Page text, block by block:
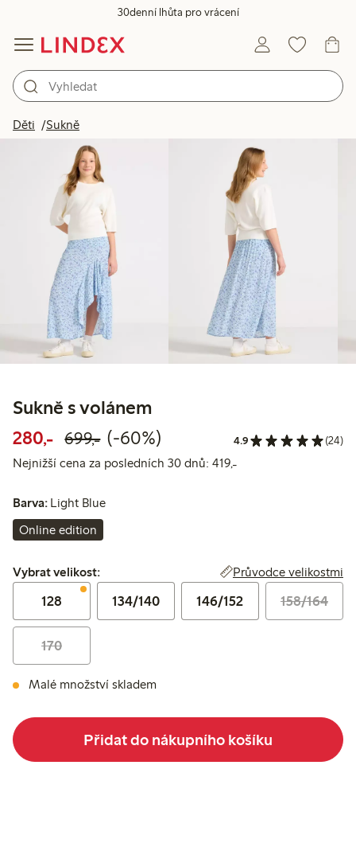
30denní lhůta pro vrácení
Děti Sukně
Sukně s volánem
280,- Snížená cena: 280,00 Kč
699,-Běžná cena: 699,00 Kč
60% sleva
(-60%) 4.9 (24)
Nejnižší cena za posledních 30 dnů: 419,-Nejnižší cena za
Barva: Light Blue
Online edition
Vybrat velikost:
Vybrat velikost: Průvodce velikostmi
128 134/140 146/152 158/164
170
Malé množství skladem
Přidat do nákupního košíku